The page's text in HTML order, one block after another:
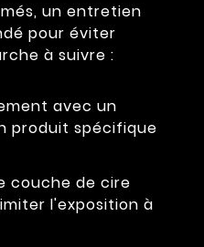
un entretien
pour éviter
à suivre :
avec un
produit spécifique
couche de cire
l'exposition à